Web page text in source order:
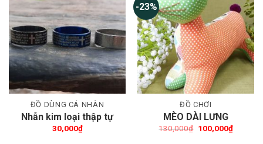
Thêm wishlist
ĐỒ DÙNG CÁ NHÂN
Nhẫn kim loại thập tự
30,000₫
-23%
Thêm wishlist
ĐỒ CHƠI
MÈO DÀI LƯNG
130,000₫ Giá
100,000₫Giá
hiện